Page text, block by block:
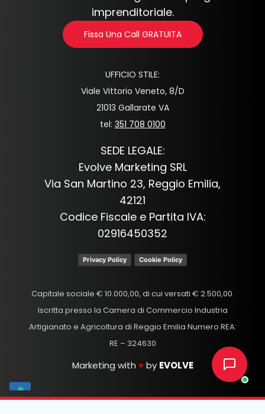
imprenditoriale.
Fissa Una Call GRATUITA
UFFICIO STILE:
Viale Vittorio Veneto, 8/D
21013 Gallarate VA
tel: 351 708 0100
SEDE LEGALE:
Evolve Marketing SRL
Via San Martino 23, Reggio Emilia,
42121
Codice Fiscale e Partita IVA:
02916450352
Privacy Policy Cookie Policy
Capitale sociale € 10.000,00, di cui versati € 2.500,00.
Iscritta presso la Camera di Commercio Industria
Artigianato e Agricoltura di Reggio Emilia Numero REA:
RE – 324630
Marketing with ♥ by EVOLVE